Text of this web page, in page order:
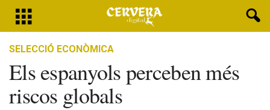
SELECCIÓ ECONÒMICA
Els espanyols perceben més
riscos globals